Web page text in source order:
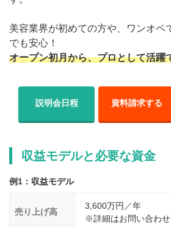
美容業界が初めての方や、ワンオペ
でも安心！
オープン初月から、プロとして活躍
説明会日程 資料請求する
収益モデルと必要な資金
例1：収益モデル
売り上げ高
3,600万円／年
※詳細はお問い合わせ